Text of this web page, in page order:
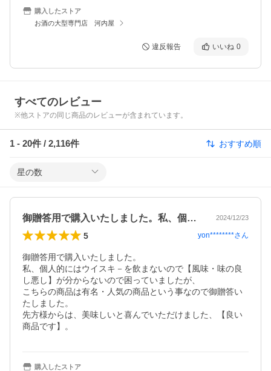
購入したストア
お酒の大型専門店 河内屋
違反報告 いいね 0
すべてのレビュー
※他ストアの同じ商品のレビューが含まれています。
1 - 20件 / 2,116件 おすすめ順
星の数
御贈答用で購入いたしました。私、個人的… 2024/12/23
5 yon********さん
御贈答用で購入いたしました。
私、個人的にはウイスキ－を飲まないので【風味・味の良
し悪し】が分からないので困っていましたが、
こちらの商品は有名・人気の商品という事なので御贈答い
たしました。
先方様からは、美味しいと喜んでいただけました、【良い
商品です】。
購入したストア